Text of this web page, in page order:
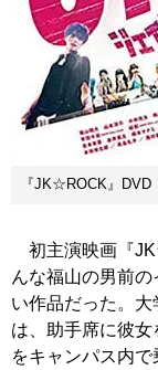
『JK☆ROCK』DVD
初主演映画『
んな福山の男前
い作品だった。大
は、助手席に彼
をキャンパス内で